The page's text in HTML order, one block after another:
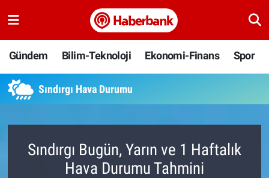
Gündem Bilim-Teknoloji Ekonomi-Finans Spor
Sındırgı Hava Durumu
Sındırgı Bugün, Yarın ve 1 Haftalık
Hava Durumu Tahmini
Bilim-Teknoloji
Ekonomi-Finans
Hava Durumu
Namaz Vakitleri
Süper Lig Puan Durumu ve Fikstür